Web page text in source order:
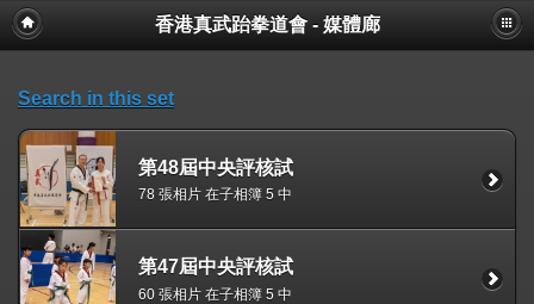
香港真武跆拳道會 - 媒體廊
Search in this set
第48屆中央評核試
78 張相片 在子相簿 5 中
第47屆中央評核試
60 張相片 在子相簿 5 中